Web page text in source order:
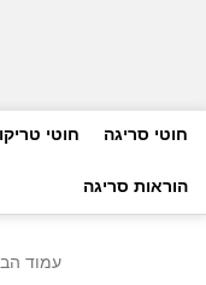
חוטי סריגה חוטי טריקו
הוראות סריגה
עמוד